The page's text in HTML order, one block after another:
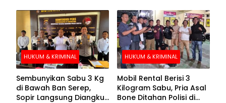
Pengejaran
HUKUM & KRIMINAL
Sembunyikan Sabu 3 Kg
di Bawah Ban Serep,
Sopir Langsung Diangkut
HUKUM & KRIMINAL
Mobil Rental Berisi 3
Kilogram Sabu, Pria Asal
Bone Ditahan Polisi di